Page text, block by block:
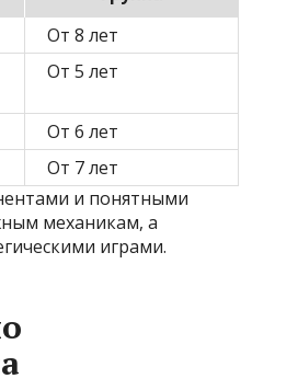
От 8 лет
От 5 лет
От 6 лет
От 7 лет
и понятными
механикам, а
играми.